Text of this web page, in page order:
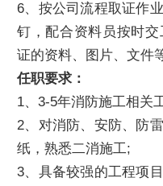
6、按公司流程取证作
钉，配合资料员按时
证的资料、图片、文件
任职要求：
1、3-5年消防施工相关
2、对消防、安防、防
纸，熟悉二消施工;
3、具备较强的工程项